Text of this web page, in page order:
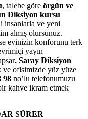
, talebe göre örgün ve
Diksiyon kursu
insanlarla ve yeni
almış olursunuz.
evinizin konforunu terk
yayın
. Saray Diksiyon
ve ofisimizde yüz yüze
98 no’lu telefonumuzu
kahve ikram etmek
SÜRER